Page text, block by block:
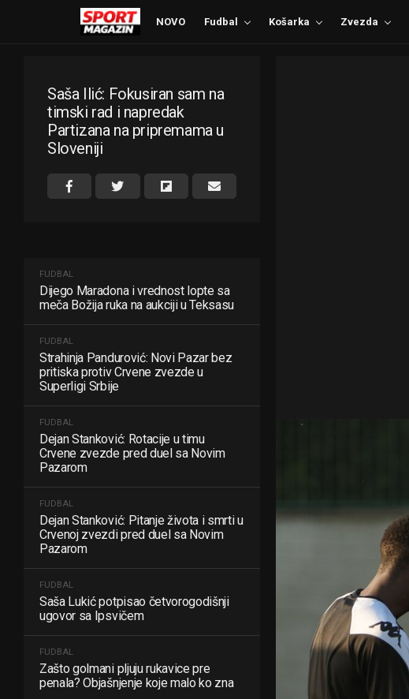
NOVO Fudbal Košarka Zvezda
Saša Ilić: Fokusiran sam na
timski rad i napredak
Partizana na pripremama u
Sloveniji
FUDBAL
Dijego Maradona i vrednost lopte sa
meča Božija ruka na aukciji u Teksasu
FUDBAL
Strahinja Pandurović: Novi Pazar bez
pritiska protiv Crvene zvezde u
Superligi Srbije
FUDBAL
Dejan Stanković: Rotacije u timu
Crvene zvezde pred duel sa Novim
Pazarom
FUDBAL
Dejan Stanković: Pitanje života i smrti u
Crvenoj zvezdi pred duel sa Novim
Pazarom
FUDBAL
Saša Lukić potpisao četvorogodišnji
ugovor sa Ipsvičem
FUDBAL
Zašto golmani pljuju rukavice pre
penala? Objašnjenje koje malo ko zna